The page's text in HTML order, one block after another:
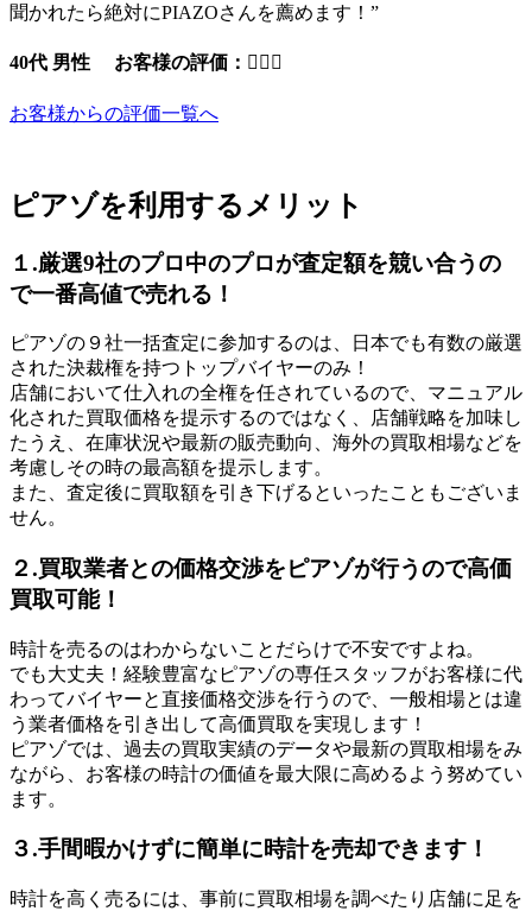
聞かれたら絶対にPIAZOさんを薦めます！”
40代 男性 お客様の評価：
お客様からの評価一覧へ
ピアゾを利用するメリット
１.厳選9社のプロ中のプロが査定額を競い合うの
で一番高値で売れる！
ピアゾの９社一括査定に参加するのは、日本でも有数の厳選
された決裁権を持つトップバイヤーのみ！
店舗において仕入れの全権を任されているので、マニュアル
化された買取価格を提示するのではなく、店舗戦略を加味し
たうえ、在庫状況や最新の販売動向、海外の買取相場などを
考慮しその時の最高額を提示します。
また、査定後に買取額を引き下げるといったこともございま
せん。
２.買取業者との価格交渉をピアゾが行うので高価
買取可能！
時計を売るのはわからないことだらけで不安ですよね。
でも大丈夫！経験豊富なピアゾの専任スタッフがお客様に代
わってバイヤーと直接価格交渉を行うので、一般相場とは違
う業者価格を引き出して高価買取を実現します！
ピアゾでは、過去の買取実績のデータや最新の買取相場をみ
ながら、お客様の時計の価値を最大限に高めるよう努めてい
ます。
３.手間暇かけずに簡単に時計を売却できます！
時計を高く売るには、事前に買取相場を調べたり店舗に足を